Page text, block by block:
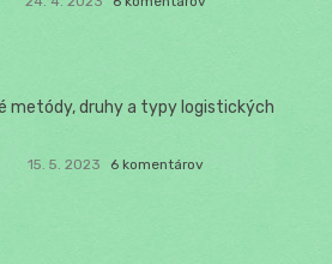
metódy, druhy a typy logistických
15. 5. 2023 6 komentárov